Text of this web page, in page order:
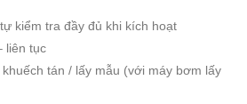
kiểm tra đầy đủ khi kích hoạt
liên tục
tán / lấy mẫu (với máy bơm lấy